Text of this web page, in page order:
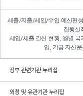
세출/지출/세입/수입 예산편
집행실
세입/세출 결산 현황, 월별 국
입, 기금 자산
정부 관련기관 누리집
외청 및 유관기관 누리집